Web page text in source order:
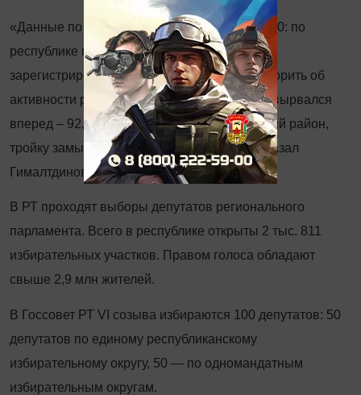
«Данные по активности избирателей на 18.00: по
республике проголосовало 58,1% из всех
зарегистрированных избирателей. Если говорить об
активности районов, то Апастовский район вырвался
вперед – 92,17%. На втором месте Кайбицкий район,
тройку замыкает Атнинский район», – рассказал
Гималтдинов.
В РТ проходят выборы депутатов регионального
парламента. Всего в республике открыты 2 тыс. 811
избирательных участков. Правом голоса обладают
свыше 2,9 млн жителей.
В Госсовет РТ VI созыва избираются 100 депутатов: 50
депутатов по единому республиканскому
избирательному округу, 50 — по одномандатным
избирательным округам.